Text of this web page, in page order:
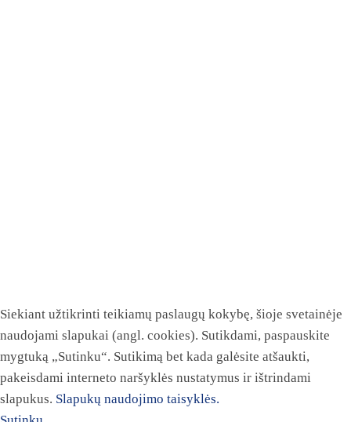
Siekiant užtikrinti teikiamų paslaugų kokybę, šioje svetainėje
naudojami slapukai (angl. cookies). Sutikdami, paspauskite
mygtuką „Sutinku“. Sutikimą bet kada galėsite atšaukti,
pakeisdami interneto naršyklės nustatymus ir ištrindami
slapukus. Slapukų naudojimo taisyklės.